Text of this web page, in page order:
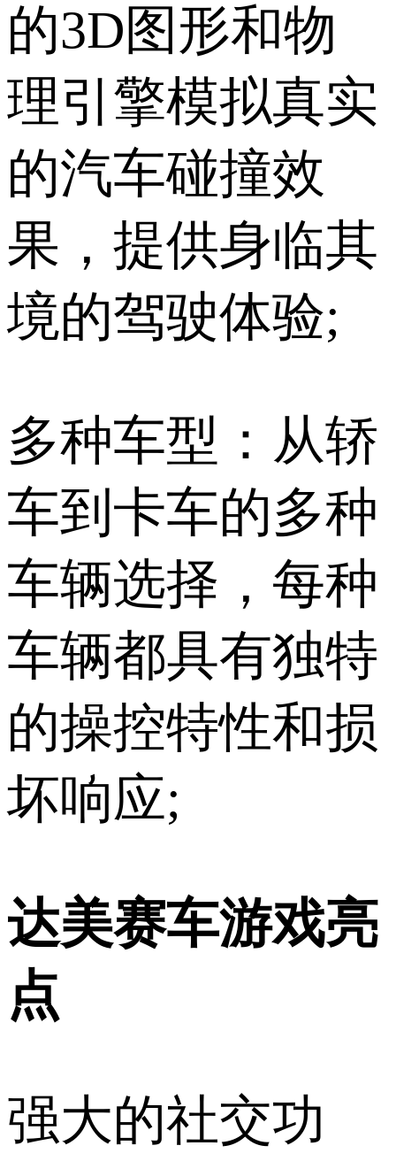
的3D图形和物
理引擎模拟真实
的汽车碰撞效
果，提供身临其
境的驾驶体验;
多种车型：从轿
车到卡车的多种
车辆选择，每种
车辆都具有独特
的操控特性和损
坏响应;
达美赛车游戏亮
点
强大的社交功